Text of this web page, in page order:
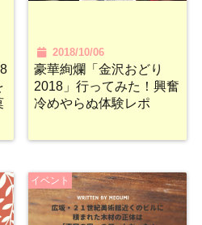
2018/10/06
豪華絢爛「金沢おどり
2018」行ってみた！興奮
冷めやらぬ体験レポ
イベント